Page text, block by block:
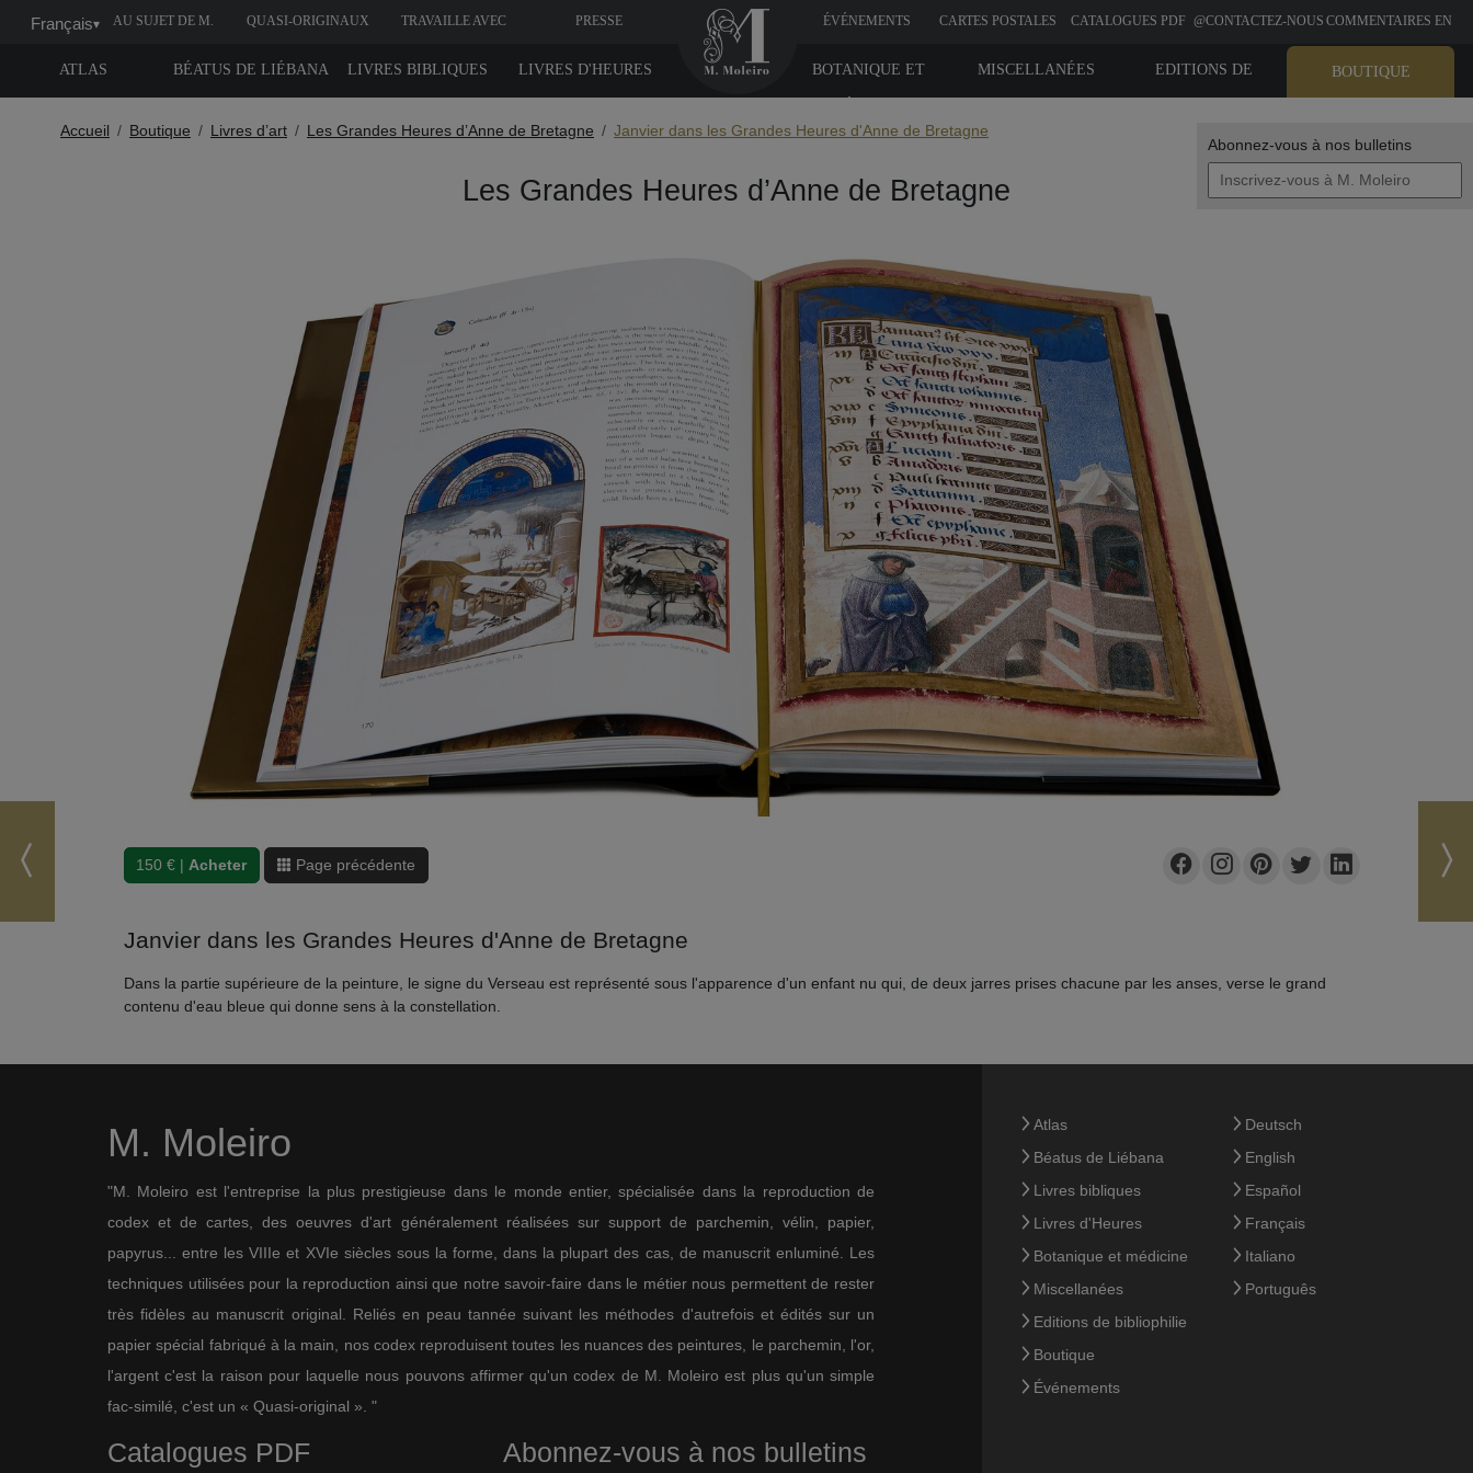
Abonnez-vous à nos bulletins
Français▾ AU SUJET DE M. QUASI-ORIGINAUX TRAVAILLE AVEC PRESSE ÉVÉNEMENTS CARTES POSTALES CATALOGUES PDF @CONTACTEZ-NOUS COMMENTAIRES EN
ATLAS BÉATUS DE LIÉBANA LIVRES BIBLIQUES LIVRES D'HEURES BOUTIQUE
EDITIONS DE
MISCELLANÉES
BOTANIQUE ET
Accueil Boutique Livres d’art Les Grandes Heures d’Anne de Bretagne Janvier dans les Grandes Heures d'Anne de Bretagne
Les Grandes Heures d’Anne de Bretagne
150 € | Acheter Page précédente
Janvier dans les Grandes Heures d'Anne de Bretagne
Dans la partie supérieure de la peinture, le signe du Verseau est représenté sous l'apparence d'un enfant nu qui, de deux jarres prises chacune par les anses, verse le grand
contenu d'eau bleue qui donne sens à la constellation.
M. Moleiro
"M. Moleiro est l'entreprise la plus prestigieuse dans le monde entier, spécialisée dans la reproduction de
codex et de cartes, des oeuvres d'art généralement réalisées sur support de parchemin, vélin, papier,
papyrus... entre les VIIIe et XVIe siècles sous la forme, dans la plupart des cas, de manuscrit enluminé. Les
techniques utilisées pour la reproduction ainsi que notre savoir-faire dans le métier nous permettent de rester
très fidèles au manuscrit original. Reliés en peau tannée suivant les méthodes d'autrefois et édités sur un
papier spécial fabriqué à la main, nos codex reproduisent toutes les nuances des peintures, le parchemin, l'or,
l'argent c'est la raison pour laquelle nous pouvons affirmer qu'un codex de M. Moleiro est plus qu'un simple
fac-similé, c'est un « Quasi-original ». "
Catalogues PDF Abonnez-vous à nos bulletins
Atlas
Béatus de Liébana
Livres bibliques
Livres d'Heures
Botanique et médicine
Miscellanées
Editions de bibliophilie
Boutique
Événements
Deutsch
English
Español
Français
Italiano
Português